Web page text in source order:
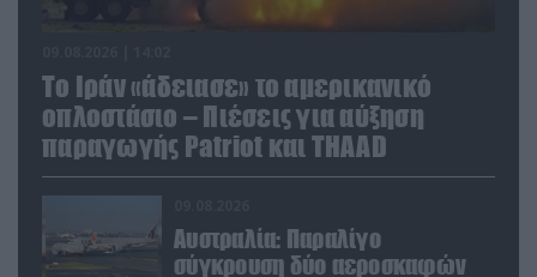
Το Ιράν «άδειασε» το αμερικανικό
οπλοστάσιο – Πιέσεις για αύξηση
παραγωγής Patriot και THAAD
Αυστραλία: Παραλίγο
σύγκρουση δύο αεροσκαφών